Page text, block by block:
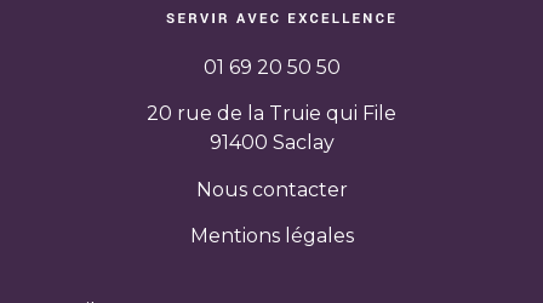
01 69 20 50 50
20 rue de la Truie qui File
91400 Saclay
Nous contacter
Mentions légales